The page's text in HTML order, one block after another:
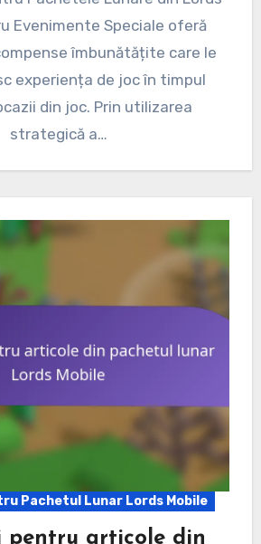
Evenimente Speciale oferă
îmbunătățite care le
experiența de joc în timpul
din joc. Prin utilizarea
strategică a…
Pachetul Lunar Lords Mobile
pentru articole din